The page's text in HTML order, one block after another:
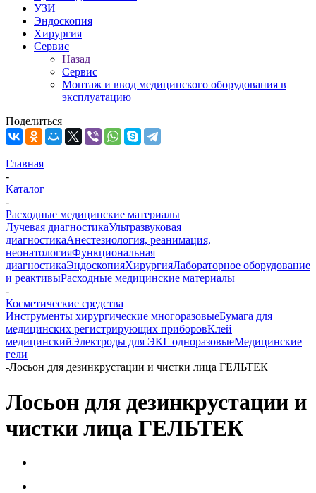
УЗИ
Эндоскопия
Хирургия
Сервис
Назад
Сервис
Монтаж и ввод медицинского оборудования в
эксплуатацию
Поделиться
Главная
-
Каталог
-
Расходные медицинские материалы
Лучевая диагностикаУльтразвуковая
диагностикаАнестезиология, реанимация,
неонатологияФункциональная
диагностикаЭндоскопияХирургияЛабораторное оборудование
и реактивыРасходные медицинские материалы
-
Косметические средства
Инструменты хирургические многоразовыеБумага для
медицинских регистрирующих приборовКлей
медицинскийЭлектроды для ЭКГ одноразовыеМедицинские
гели
-Лосьон для дезинкрустации и чистки лица ГЕЛЬТЕК
Лосьон для дезинкрустации и
чистки лица ГЕЛЬТЕК